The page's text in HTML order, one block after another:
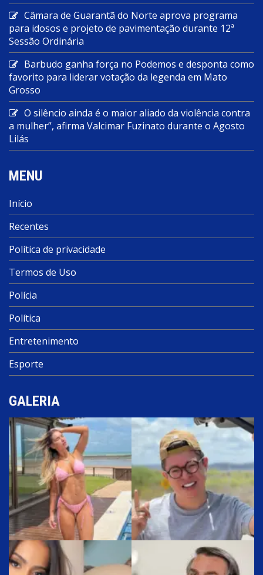
Câmara de Guarantã do Norte aprova programa
para idosos e projeto de pavimentação durante 12ª
Sessão Ordinária
Barbudo ganha força no Podemos e desponta como
favorito para liderar votação da legenda em Mato
Grosso
O silêncio ainda é o maior aliado da violência contra
a mulher”, afirma Valcimar Fuzinato durante o Agosto
Lilás
MENU
Início
Recentes
Política de privacidade
Termos de Uso
Polícia
Política
Entretenimento
Esporte
GALERIA